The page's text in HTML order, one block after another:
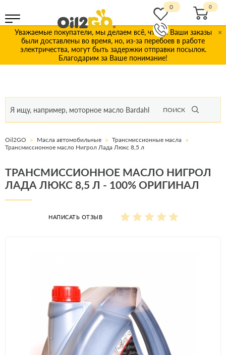
Уважаемые покупатели, мы делаем всё, чтобы Ваши заказы
были доставлены во время, но, из-за перебоев в работе
электричества, могут быть задержки отправки посылок.
Благодарим за Ваше понимание!
×
ПОИСК
0
Oil2GO Масла автомобильные
Трансмиссионные масла
Трансмиссионное масло Нигрол Лада Люкс 8,5 л
ТРАНСМИССИОННОЕ МАСЛО НИГРОЛ
ЛАДА ЛЮКС 8,5 Л - 100% ОРИГИНАЛ
НАПИСАТЬ ОТЗЫВ